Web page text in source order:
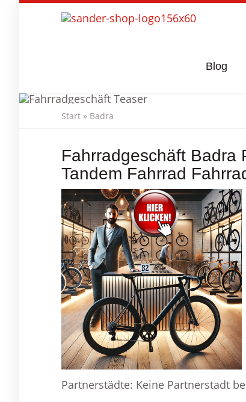
Blog
Start » Badra
Fahrradgeschäft Badra
Tandem Fahrrad
Partnerstädte: Keine Partnerstadt